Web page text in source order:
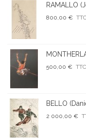
RAMALLO
800,00 €
500,00 € TTC
BELLO
2 000,00 €